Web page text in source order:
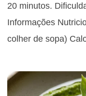
20 minutos.
Informações
colher de sopa)